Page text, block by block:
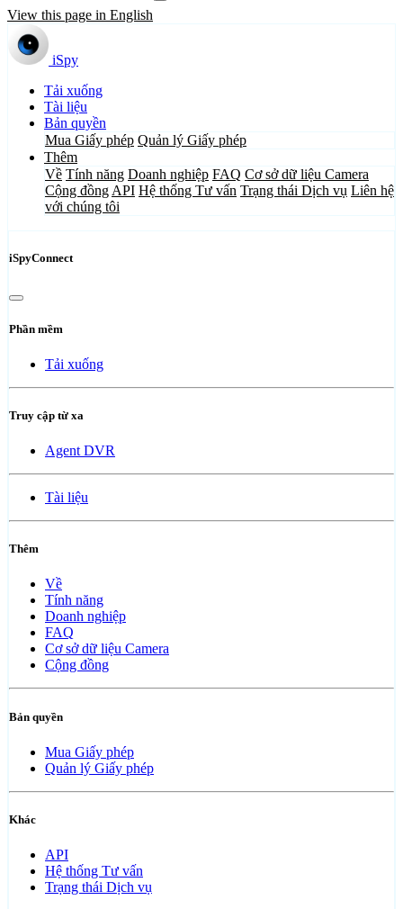
View this page in English
iSpy
Tải xuống
Tài liệu
Bản quyền
Mua Giấy phép Quản lý Giấy phép
Thêm
Về Tính năng Doanh nghiệp FAQ Cơ sở dữ liệu Camera
Cộng đồng API Hệ thống Tư vấn Trạng thái Dịch vụ Liên hệ
với chúng tôi
iSpyConnect
Phần mềm
Tải xuống
Truy cập từ xa
Agent DVR
Tài liệu
Thêm
Về
Tính năng
Doanh nghiệp
FAQ
Cơ sở dữ liệu Camera
Cộng đồng
Bản quyền
Mua Giấy phép
Quản lý Giấy phép
Khác
API
Hệ thống Tư vấn
Trạng thái Dịch vụ